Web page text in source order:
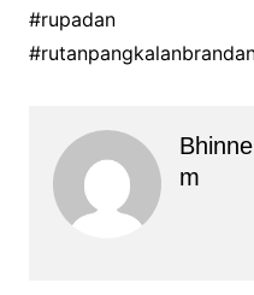
#rupadan
M